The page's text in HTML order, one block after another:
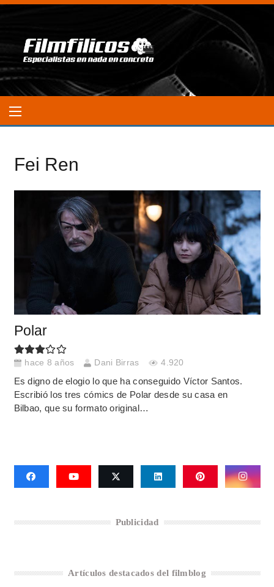
Fei Ren
Polar
hace 8 años Dani Birras 4.920
Es digno de elogio lo que ha conseguido Víctor Santos.
Escribió los tres cómics de Polar desde su casa en
Bilbao, que su formato original…
Publicidad
Artículos destacados del filmblog